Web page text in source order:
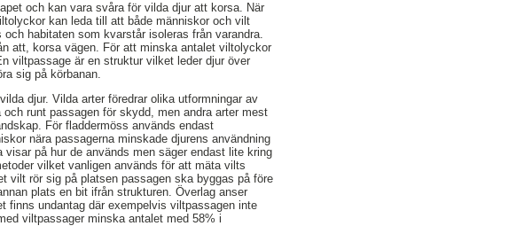
och kan vara svåra för vilda djur att korsa. När
kan leda till att både människor och vilt
habitaten som kvarstår isoleras från varandra.
att, korsa vägen. För att minska antalet viltolyckor
viltpassage är en struktur vilket leder djur över
sig på körbanan.
djur. Vilda arter föredrar olika utformningar av
runt passagen för skydd, men andra arter mest
För fladdermöss används endast
nära passagerna minskade djurens användning
på hur de används men säger endast lite kring
vilket vanligen används för att mäta vilts
vilt rör sig på platsen passagen ska byggas på före
plats en bit ifrån strukturen. Överlag anser
finns undantag där exempelvis viltpassagen inte
viltpassager minska antalet med 58% i